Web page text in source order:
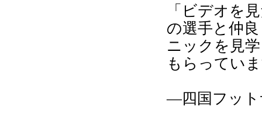
「ビデオを
の選手と仲
ニックを見
もらってい
―四国フット